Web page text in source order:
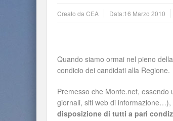
Creato da CEA Data:16 Marzo 2010
Quando siamo ormai nel pieno
condicio dei candidati alla Regione.
Premesso che Monte.net,
giornali, siti web di
disposizione di tutti a pari